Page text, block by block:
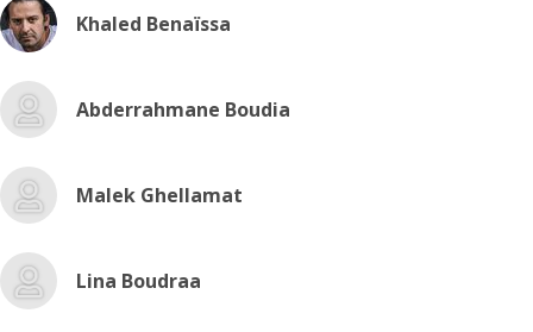
Khaled Benaïssa
Abderrahmane Boudia
Malek Ghellamat
Lina Boudraa